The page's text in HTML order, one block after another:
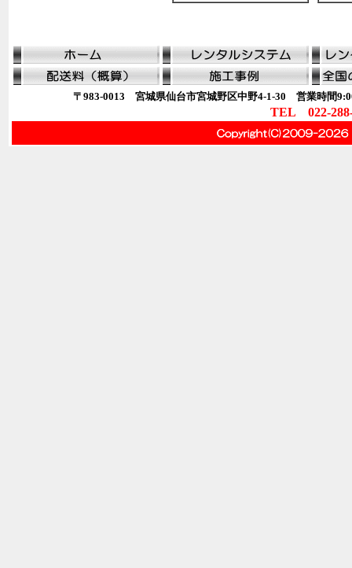
〒983-0013 宮城県仙台市宮城野区中野4-1-30 営業時間
TEL 022-